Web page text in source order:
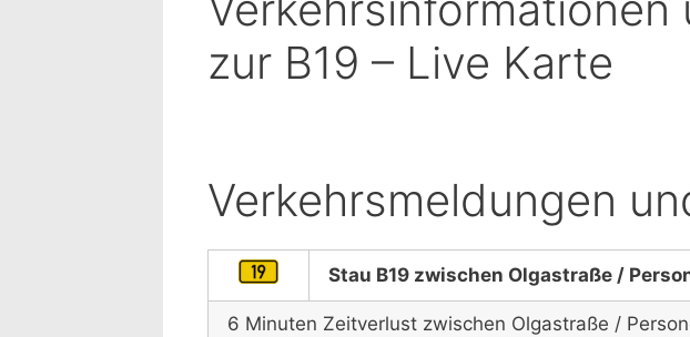
zur B19 – Live Karte
Verkehrsmeldungen
Stau B19 zwischen Olgastraße /
6 Minuten Zeitverlust zwischen Olgastraße /